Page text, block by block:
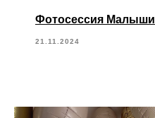
Фотосессия Малыши
21.11.2024